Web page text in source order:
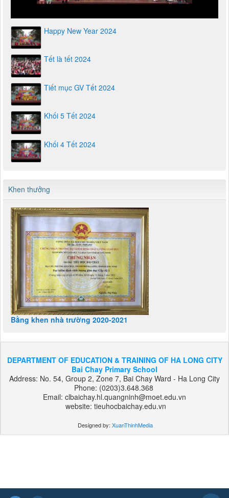
Happy New Year 2024
Tết là tết 2024
Tiết mục GV Tết 2024
Khối 5 Tết 2024
Khối 4 Tết 2024
Khen thưởng
Bằng khen nhà trường 2020-2021
DEPARTMENT OF EDUCATION & TRAINING OF HA LONG CITY
Bai Chay Primary School
Address: No. 54, Group 2, Zone 7, Bai Chay Ward - Ha Long City
Phone: (0203)3.648.368
Email: clbaichay.hl.quangninh@moet.edu.vn
website: tieuhocbaichay.edu.vn
Designed by: XuanThinhMedia
بت
بت